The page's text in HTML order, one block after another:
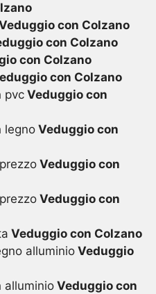
con Colzano
con Colzano
con Colzano
con Colzano
pvcVeduggio con
legnoVeduggio con
Veduggio con
Veduggio con
Veduggio con Colzano
alluminioVeduggio
alluminioVeduggio con